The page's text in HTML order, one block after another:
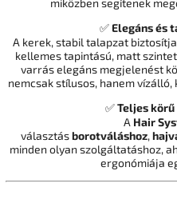
✅Elegáns és
A kerek, stabil talapzat
kellemes tapintású, matt
varrás elegáns megjelenést
nemcsak stílusos, hanem
✅ Teljes
A Hair
választás borotváláshoz,
minden olyan szolgáltatáshoz,
ergonómiája